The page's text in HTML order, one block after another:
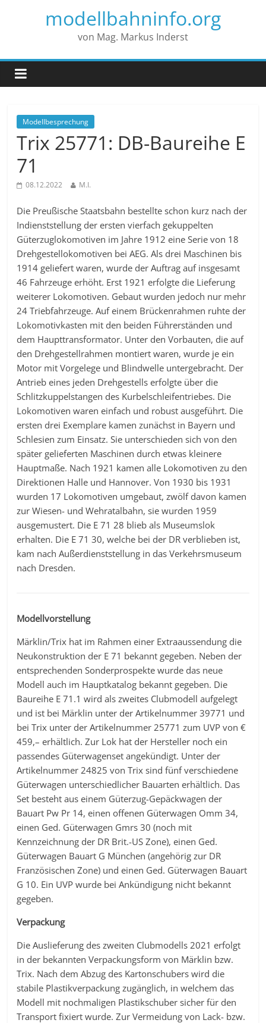
modellbahninfo.org
von Mag. Markus Inderst
Modellbesprechung
Trix 25771: DB-Baureihe E
71
08.12.2022 M.I.
Die Preußische Staatsbahn bestellte schon kurz nach der
Indienststellung der ersten vierfach gekuppelten
Güterzuglokomotiven im Jahre 1912 eine Serie von 18
Drehgestellokomotiven bei AEG. Als drei Maschinen bis
1914 geliefert waren, wurde der Auftrag auf insgesamt
46 Fahrzeuge erhöht. Erst 1921 erfolgte die Lieferung
weiterer Lokomotiven. Gebaut wurden jedoch nur mehr
24 Triebfahrzeuge. Auf einem Brückenrahmen ruhte der
Lokomotivkasten mit den beiden Führerständen und
dem Haupttransformator. Unter den Vorbauten, die auf
den Drehgestellrahmen montiert waren, wurde je ein
Motor mit Vorgelege und Blindwelle untergebracht. Der
Antrieb eines jeden Drehgestells erfolgte über die
Schlitzkuppelstangen des Kurbelschleifentriebes. Die
Lokomotiven waren einfach und robust ausgeführt. Die
ersten drei Exemplare kamen zunächst in Bayern und
Schlesien zum Einsatz. Sie unterschieden sich von den
später gelieferten Maschinen durch etwas kleinere
Hauptmaße. Nach 1921 kamen alle Lokomotiven zu den
Direktionen Halle und Hannover. Von 1930 bis 1931
wurden 17 Lokomotiven umgebaut, zwölf davon kamen
zur Wiesen- und Wehratalbahn, sie wurden 1959
ausgemustert. Die E 71 28 blieb als Museumslok
erhalten. Die E 71 30, welche bei der DR verblieben ist,
kam nach Außerdienststellung in das Verkehrsmuseum
nach Dresden.
Modellvorstellung
Märklin/Trix hat im Rahmen einer Extraaussendung die
Neukonstruktion der E 71 bekannt gegeben. Neben der
entsprechenden Sonderprospekte wurde das neue
Modell auch im Hauptkatalog bekannt gegeben. Die
Baureihe E 71.1 wird als zweites Clubmodell aufgelegt
und ist bei Märklin unter der Artikelnummer 39771 und
bei Trix unter der Artikelnummer 25771 zum UVP von €
459,– erhältlich. Zur Lok hat der Hersteller noch ein
passendes Güterwagenset angekündigt. Unter der
Artikelnummer 24825 von Trix sind fünf verschiedene
Güterwagen unterschiedlicher Bauarten erhältlich. Das
Set besteht aus einem Güterzug-Gepäckwagen der
Bauart Pw Pr 14, einen offenen Güterwagen Omm 34,
einen Ged. Güterwagen Gmrs 30 (noch mit
Kennzeichnung der DR Brit.-US Zone), einen Ged.
Güterwagen Bauart G München (angehörig zur DR
Französischen Zone) und einen Ged. Güterwagen Bauart
G 10. Ein UVP wurde bei Ankündigung nicht bekannt
gegeben.
Verpackung
Die Auslieferung des zweiten Clubmodells 2021 erfolgt
in der bekannten Verpackungsform von Märklin bzw.
Trix. Nach dem Abzug des Kartonschubers wird die
stabile Plastikverpackung zugänglich, in welchem das
Modell mit nochmaligen Plastikschuber sicher für den
Transport fixiert wurde. Zur Vermeidung von Lack- bzw.